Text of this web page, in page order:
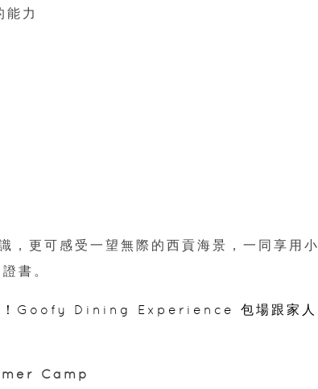
力
更可感受一望無際的西貢海景，一同享用小
書。
！Goofy Dining Experience 包場跟家人
Camp